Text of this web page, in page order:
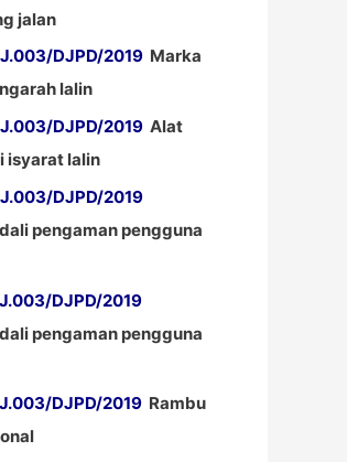
jalan
DJPD/2019 Marka
lalin
DJPD/2019 Alat
isyarat lalin
DJPD/2019
pengaman pengguna
DJPD/2019
pengaman pengguna
DJPD/2019 Rambu